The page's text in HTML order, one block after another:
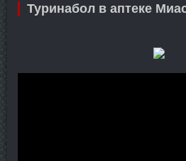
Туринабол в аптеке